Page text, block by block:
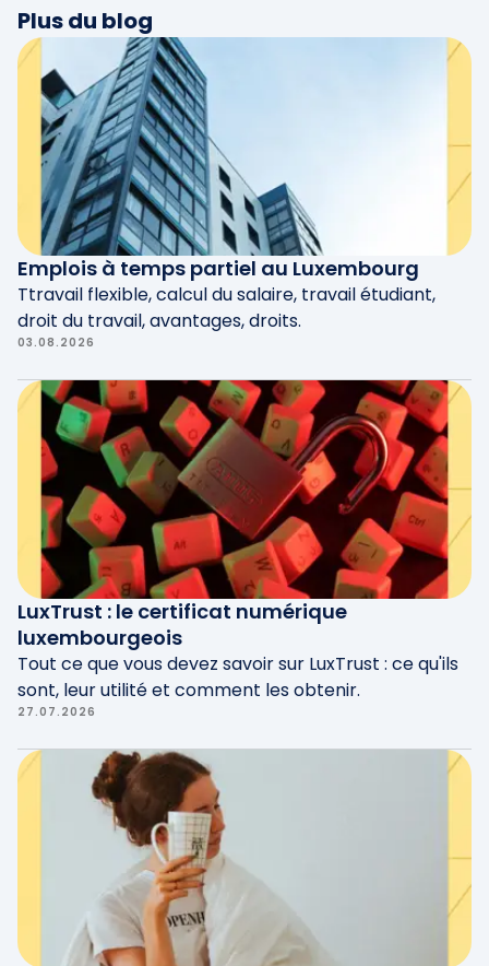
modèles prêts à l’emploi, et notre propre
service de comptabilité
automatiquement vos relevés.
Plus du blog
Emplois à temps partiel au Luxembourg
Ttravail flexible, calcul du salaire, travail étudiant,
droit du travail, avantages, droits.
03.08.2026
LuxTrust : le certificat numérique
luxembourgeois
Tout ce que vous devez savoir sur LuxTrust : ce qu'ils
sont, leur utilité et comment les obtenir.
27.07.2026